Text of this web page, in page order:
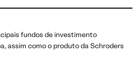
fundos de investimento
assim como o produto da Schroders